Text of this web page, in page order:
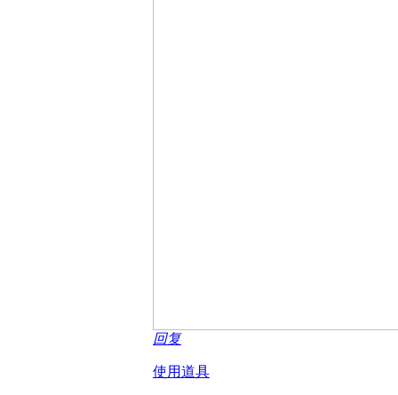
回复
使用道具